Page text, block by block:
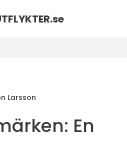
se
Larsson
En